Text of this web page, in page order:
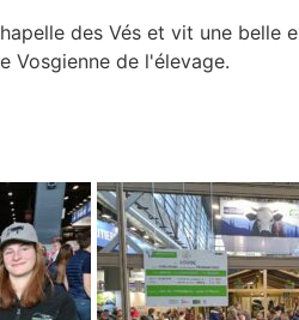
des Vés et vit une belle
Vosgienne de l'élevage.